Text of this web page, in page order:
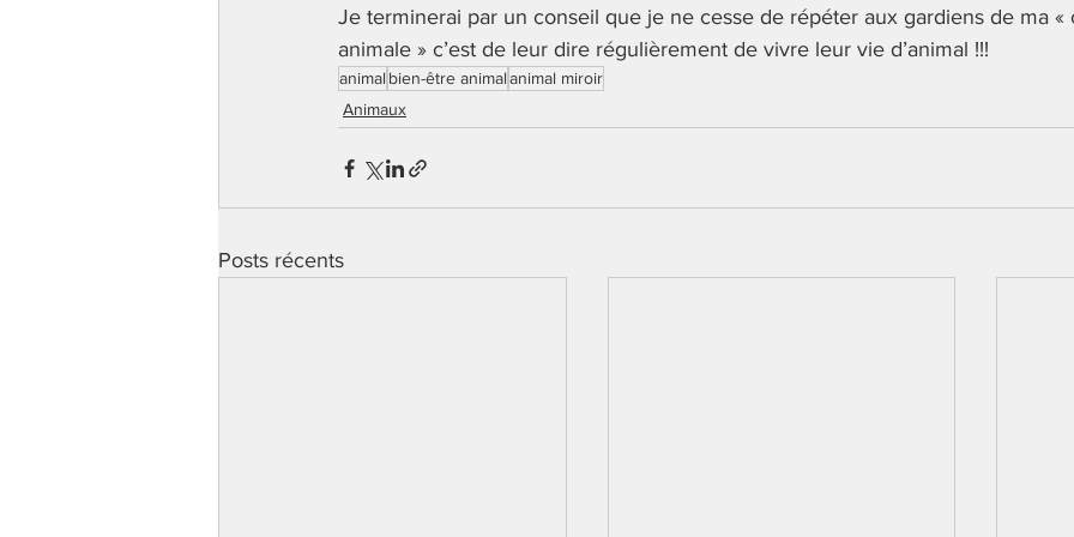
Je terminerai par un conseil que je ne cesse de répéter aux gardiens de ma «
animale » c’est de leur dire régulièrement de vivre leur vie d’animal !!!
animal bien-être animalanimal miroir
Animaux
Posts récents